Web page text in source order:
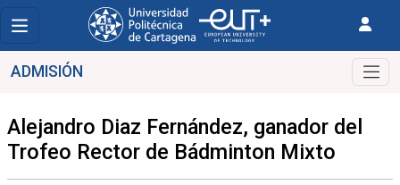
ADMISIÓN
Alejandro Diaz Fernández, ganador del
Trofeo Rector de Bádminton Mixto